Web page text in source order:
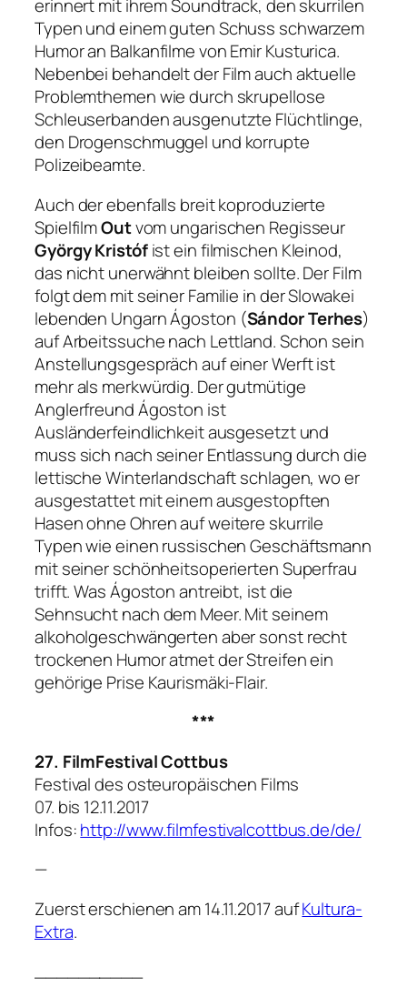
erinnert mit ihrem Soundtrack, den skurrilen
Typen und einem guten Schuss schwarzem
Humor an Balkanfilme von Emir Kusturica.
Nebenbei behandelt der Film auch aktuelle
Problemthemen wie durch skrupellose
Schleuserbanden ausgenutzte Flüchtlinge,
den Drogenschmuggel und korrupte
Polizeibeamte.
Auch der ebenfalls breit koproduzierte
SpielfilmOutvom ungarischen Regisseur
György Kristófist ein filmischen Kleinod,
das nicht unerwähnt bleiben sollte. Der Film
folgt dem mit seiner Familie in der Slowakei
lebenden Ungarn Ágoston (Sándor Terhes)
auf Arbeitssuche nach Lettland. Schon sein
Anstellungsgespräch auf einer Werft ist
mehr als merkwürdig. Der gutmütige
Anglerfreund Ágoston ist
Ausländerfeindlichkeit ausgesetzt und
muss sich nach seiner Entlassung durch die
lettische Winterlandschaft schlagen, wo er
ausgestattet mit einem ausgestopften
Hasen ohne Ohren auf weitere skurrile
Typen wie einen russischen Geschäftsmann
mit seiner schönheitsoperierten Superfrau
trifft. Was Ágoston antreibt, ist die
Sehnsucht nach dem Meer. Mit seinem
alkoholgeschwängerten aber sonst recht
trockenen Humor atmet der Streifen ein
gehörige Prise Kaurismäki-Flair.
***
27. FilmFestival Cottbus
Festival des osteuropäischen Films
07. bis 12.11.2017
Infos:http://www.filmfestivalcottbus.de/de/
—
Zuerst erschienen am 14.11.2017 aufKultura-
Extra.
__________